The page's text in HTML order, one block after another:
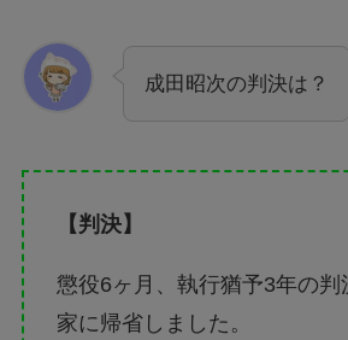
成田昭次の判決は？
【判決】
懲役6ヶ月、執行猶予3年の判
家に帰省しました。